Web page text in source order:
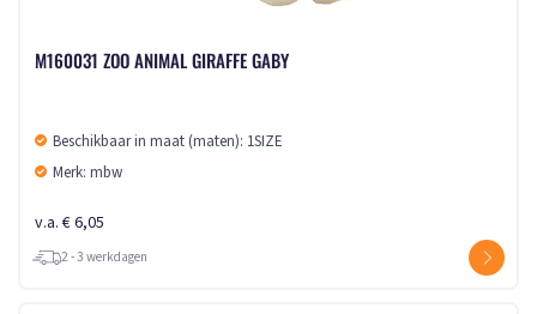
M160031 ZOO ANIMAL GIRAFFE GABY
Beschikbaar in maat (maten): 1SIZE
Merk: mbw
v.a. € 6,05
2 - 3 werkdagen